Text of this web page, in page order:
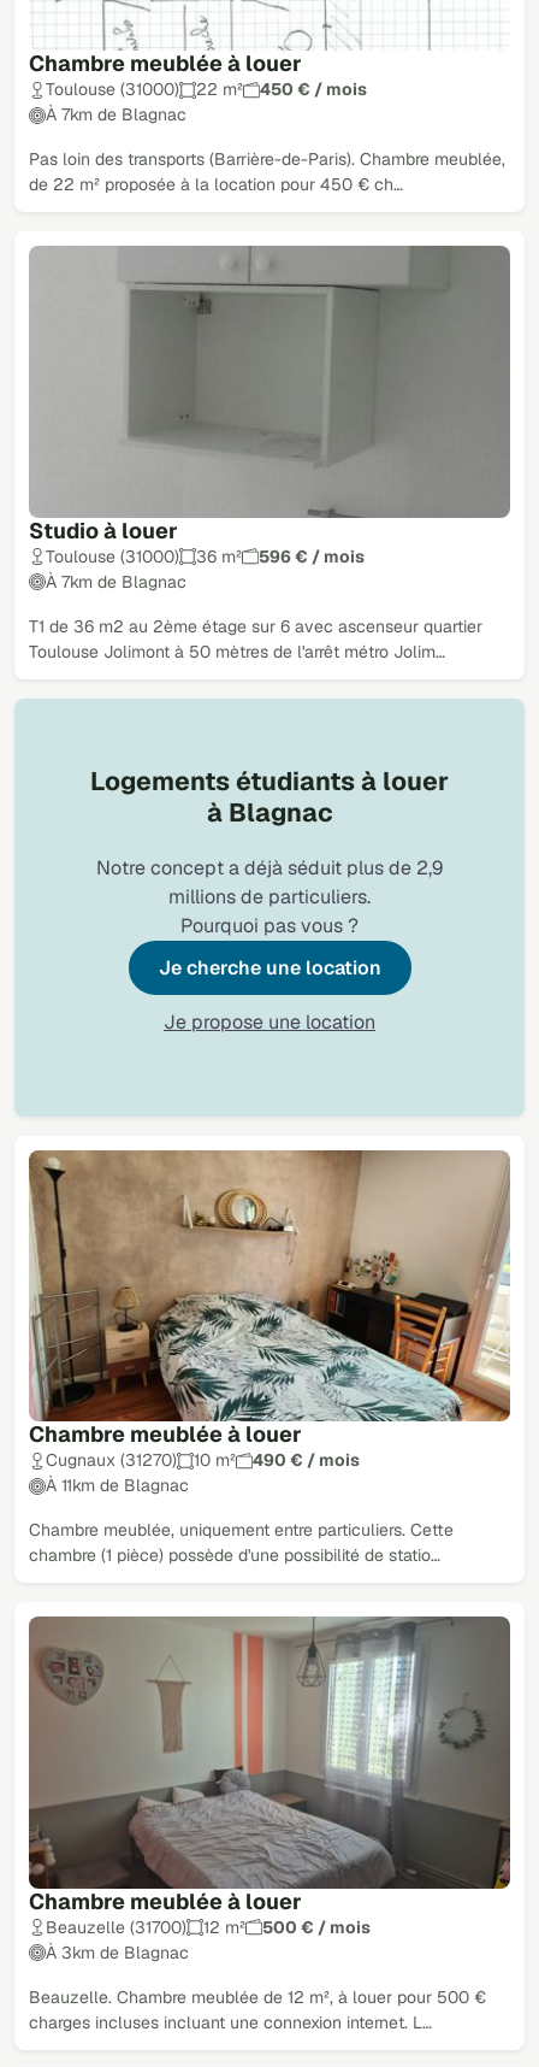
Chambre meublée à louer
Toulouse (31000) 22 m²
450 € / mois
À 7km de Blagnac
Pas loin des transports (Barrière-de-Paris). Chambre meublée,
de 22 m² proposée à la location pour 450 € ch…
Studio à louer
Toulouse (31000) 36 m²
596 € / mois
À 7km de Blagnac
T1 de 36 m2 au 2ème étage sur 6 avec ascenseur quartier
Toulouse Jolimont à 50 mètres de l'arrêt métro Jolim…
Chambre meublée à louer
Cugnaux (31270) 10 m²
490 € / mois
À 11km de Blagnac
Chambre meublée, uniquement entre particuliers. Cette
chambre (1 pièce) possède d'une possibilité de statio…
Chambre meublée à louer
Beauzelle (31700) 12 m²
500 € / mois
À 3km de Blagnac
Beauzelle. Chambre meublée de 12 m², à louer pour 500 €
charges incluses incluant une connexion internet. L…
Logements étudiants à louer
à Blagnac
Notre concept a déjà séduit plus de 2,9
millions de particuliers.
Pourquoi pas vous ?
Je cherche une location
Je propose une location